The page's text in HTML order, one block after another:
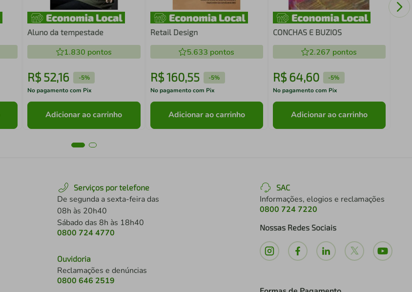
Aluno da tempestade
1.830 pontos
R$52,16 -5%
No pagamento com Pix
Adicionar ao carrinho
Retail Design
5.633 pontos
R$160,55 -5%
No pagamento com Pix
Adicionar ao carrinho
CONCHAS E BUZIOS
2.267 pontos
R$ 64,60 -5%
No pagamento com Pix
Adicionar ao carrinho
Serviços por telefone
De segunda a sexta-feira das
08h às 20h40
Sábado das 8h às 18h40
0800 724 4770
Ouvidoria
Reclamações e denúncias
0800 646 2519
SAC
Informações, elogios e reclamações
0800 724 7220
Nossas Redes Sociais